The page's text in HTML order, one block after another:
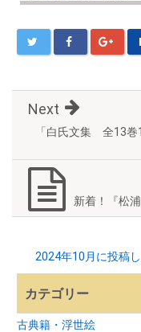
「白氏文集 全13
Next
新着！『松
2024年10月に投稿
カテゴリー
古典籍・浮世絵